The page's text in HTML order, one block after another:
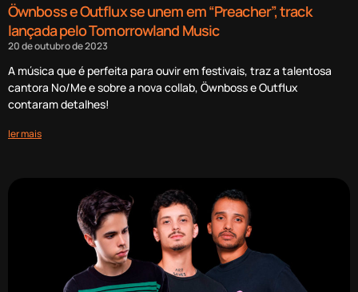
Öwnboss e Outflux se unem em “Preacher”, track
lançada pelo Tomorrowland Music
20 de outubro de 2023
A música que é perfeita para ouvir em festivais, traz a talentosa
cantora No/Me e sobre a nova collab, Öwnboss e Outflux
contaram detalhes!
ler mais